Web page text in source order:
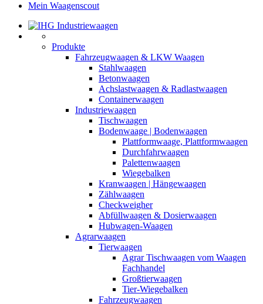
Mein Waagenscout
Produkte
Fahrzeugwaagen & LKW Waagen
Stahlwaagen
Betonwaagen
Achslastwaagen & Radlastwaagen
Containerwaagen
Industriewaagen
Tischwaagen
Bodenwaage | Bodenwaagen
Plattformwaage, Plattformwaagen
Durchfahrwaagen
Palettenwaagen
Wiegebalken
Kranwaagen | Hängewaagen
Zählwaagen
Checkweigher
Abfüllwaagen & Dosierwaagen
Hubwagen-Waagen
Agrarwaagen
Tierwaagen
Agrar Tischwaagen vom Waagen
Fachhandel
Großtierwaagen
Tier-Wiegebalken
Fahrzeugwaagen